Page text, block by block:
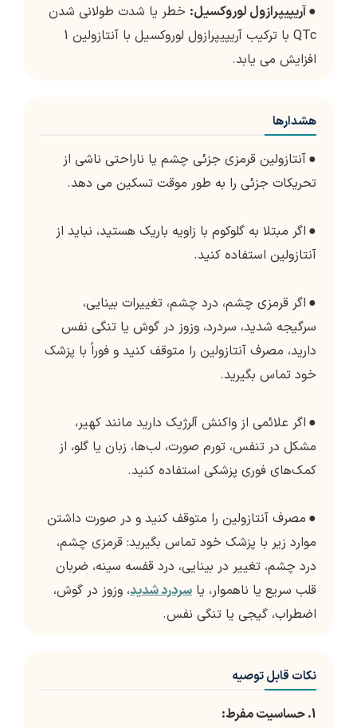
●آریپیپرازول لوروکسیل: خطر یا شدت طولانی شدن
QTc با ترکیب آریپیپرازول لوروکسیل با آنتازولین 1
افزایش می یابد.
هشدارها
●آنتازولین قرمزی جزئی چشم یا ناراحتی ناشی از
تحریکات جزئی را به طور موقت تسکین می دهد.
● اگر مبتلا به گلوکوم با زاویه باریک هستید، نباید از
آنتازولین استفاده کنید.
● اگر قرمزی چشم، درد چشم، تغییرات بینایی،
سرگیجه شدید، سردرد، وزوز در گوش یا تنگی نفس
دارید، مصرف آنتازولین را متوقف کنید و فوراً با پزشک
خود تماس بگیرید.
● اگر علائمی از واکنش آلرژیک دارید مانند کهیر،
مشکل در تنفس، تورم صورت، لب‌ها، زبان یا گلو، از
کمک‌های فوری پزشکی استفاده کنید.
● مصرف آنتازولین را متوقف کنید و در صورت داشتن
موارد زیر با پزشک خود تماس بگیرید: قرمزی چشم،
درد چشم، تغییر در بینایی، درد قفسه سینه، ضربان
قلب سریع یا ناهموار، یا سردرد شدید، وزوز در گوش،
اضطراب، گیجی یا تنگی نفس.
نکات قابل توصیه
1. حساسیت مفرط: